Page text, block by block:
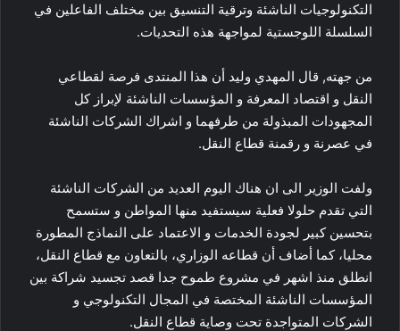
التكنولوجيات الناشئة وترقية التنسيق بين مختلف الفاعلين في
السلسلة اللوجستية لمواجهة هذه التحديات.
من جهته, قال المهدي وليد أن هذا المنتدى فرصة لقطاعي
النقل و اقتصاد المعرفة و المؤسسات الناشئة لإبراز كل
المجهودات المبذولة من طرفهما و اشراك الشركات الناشئة
في عصرنة و رقمنة قطاع النقل.
ولفت الوزير الى ان هناك اليوم العديد من الشركات الناشئة
التي تقدم حلولا فعلية سيستفيد منها المواطن و ستسمح
بتحسين كبير لجودة الخدمات و الاعتماد على النماذج المطورة
محليا، كما أضاف أن قطاعه الوزاري، بالتعاون مع قطاع النقل،
انطلق منذ اشهر في مشروع طموح جدا قصد تجسيد شراكة بين
المؤسسات الناشئة المختصة في المجال التكنولوجي و
الشركات المتواجدة تحت وصاية قطاع النقل.